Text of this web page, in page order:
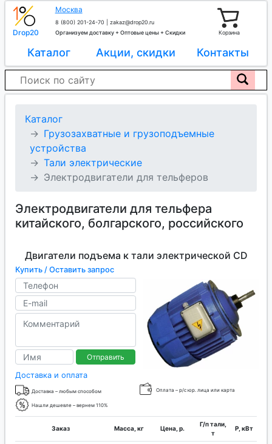
Drop20
Москва
8 (800) 201-24-70
zakaz@drop20.ru
Организуем доставку + Оптовые цены + Скидки
Корзина
Каталог Акции, скидки Контакты
Каталог
Грузозахватные и грузоподъемные
устройства
Тали электрические
Электродвигатели для тельферов
Электродвигатели для тельфера
китайского, болгарского, российского
Двигатели подъема к тали электрической CD
Купить / Оставить запрос
Отправить
Доставка и оплата
Доставка – любым способом Оплата – р/с юр. лица или карта
Нашли дешевле – вернем 110%
Заказ Масса, кг Цена, р.
Г/п тали,
т
P, кВт